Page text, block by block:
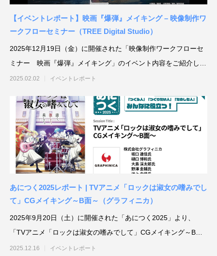
建築ビジュアライゼーションMeetUp第8弾
2025.06.10
【動画配信】 Epic
2021.05.12
Autodesk Fusion × Rhinoによる次世代デ
ザインワークフロー
2026.03.12
【動画】3ds Maxに
ライズ-プロダクト
Kviz特別セミナー「Studio Tim Fuが語る、
AIと建築デザインの未来」
2025.12.18
『MERCURY Entei Ryu造形作品集』発売
記念セミナーレポート 第一部：造形思想に
2026.01.20
『MERCURY Entei
記念セミナーレポ
【イベントレポート】映画『爆弾』メイキング – 映像制作ワ
ークフローセミナー（TREE Digital Studio）
2025年12月19日（金）に開催された「映像制作ワークフローセ
ミナー 映画『爆弾』メイキング」のイベント内容をご紹介しま
す。セッション
2025.02.02 イベントレポート
あにつく2025レポート | TVアニメ「ロックは淑女の嗜みでし
て」CGメイキング～B面～（グラフィニカ）
2025年9月20日（土）に開催された「あにつく2025」より、
「TVアニメ「ロックは淑女の嗜みでして」CGメイキング～B面
～」のイベント内
2025.12.16 イベントレポート